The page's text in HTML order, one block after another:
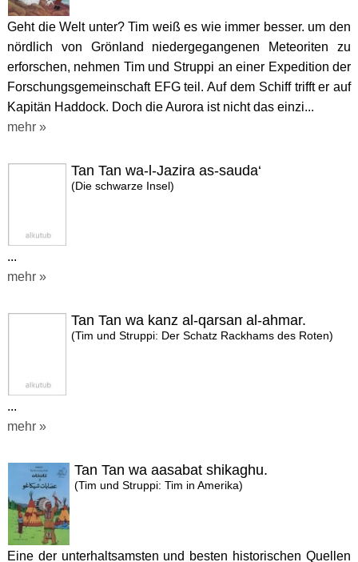
Geht die Welt unter? Tim weiß es wie immer besser. um den
nördlich von Grönland niedergegangenen Meteoriten zu
erforschen, nehmen Tim und Struppi an einer Expedition der
Forschungsgemeinschaft EFG teil. Auf dem Schiff trifft er auf
Kapitän Haddock. Doch die Aurora ist nicht das einzi...
mehr »
Tan Tan wa-l-Jazira as-sauda‘
(Die schwarze Insel)
...
mehr »
Tan Tan wa kanz al-qarsan al-ahmar.
(Tim und Struppi: Der Schatz Rackhams des Roten)
...
mehr »
Tan Tan wa aasabat shikaghu.
(Tim und Struppi: Tim in Amerika)
Eine der unterhaltsamsten und besten historischen Quellen